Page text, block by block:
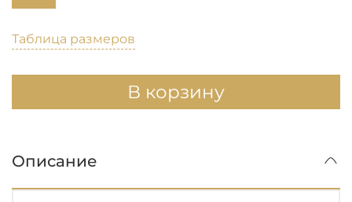
Таблица размеров
В корзину
Описание